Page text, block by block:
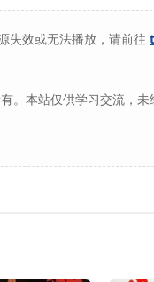
失效或无法播放，请前往
。本站仅供学习交流，未